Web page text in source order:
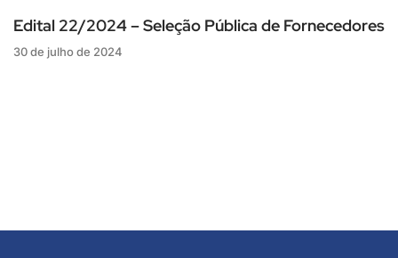
Edital 22/2024 – Seleção Pública de Fornecedores
30 de julho de 2024